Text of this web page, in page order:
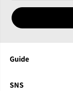
Guide
SNS